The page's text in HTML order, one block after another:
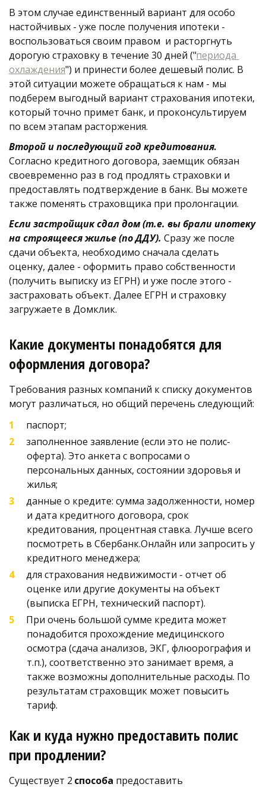
В этом случае единственный вариант для особо
настойчивых - уже после получения ипотеки -
воспользоваться своим правом  и расторгнуть
дорогую страховку в течение 30 дней ("периода
охлаждения") и принести более дешевый полис. В
этой ситуации можете обращаться к нам - мы
подберем выгодный вариант страхования ипотеки,
который точно примет банк, и проконсультируем
по всем этапам расторжения.
Второй и последующий год кредитования.
Согласно кредитного договора, заемщик обязан
своевременно раз в год продлять страховки и
предоставлять подтверждение в банк. Вы можете
также поменять страховщика при пролонгации.
Если застройщик сдал дом (т.е. вы брали ипотеку
на строящееся жилье (по ДДУ). Сразу же после
сдачи объекта, необходимо сначала сделать
оценку, далее - оформить право собственности
(получить выписку из ЕГРН) и уже после этого -
застраховать объект. Далее ЕГРН и страховку
загружаете в Домклик.
Какие документы понадобятся для
оформления договора?
Требования разных компаний к списку документов
могут различаться, но общий перечень следующий:
паспорт;
заполненное заявление (если это не полис-
оферта). Это анкета с вопросами о
персональных данных, состоянии здоровья и
жилья;
данные о кредите: сумма задолженности, номер
и дата кредитного договора, срок
кредитования, процентная ставка. Лучше всего
посмотреть в Сбербанк.Онлайн или запросить у
кредитного менеджера;
для страхования недвижимости - отчет об
оценке или другие документы на объект
(выписка ЕГРН, технический паспорт).
При очень большой сумме кредита может
понадобится прохождение медицинского
осмотра (сдача анализов, ЭКГ, флюорография и
т.п.), соответственно это занимает время, а
также возможны дополнительные расходы. По
результатам страховщик может повысить
тариф.
Как и куда нужно предоставить полис
при продлении?
Существует 2 способа предоставить